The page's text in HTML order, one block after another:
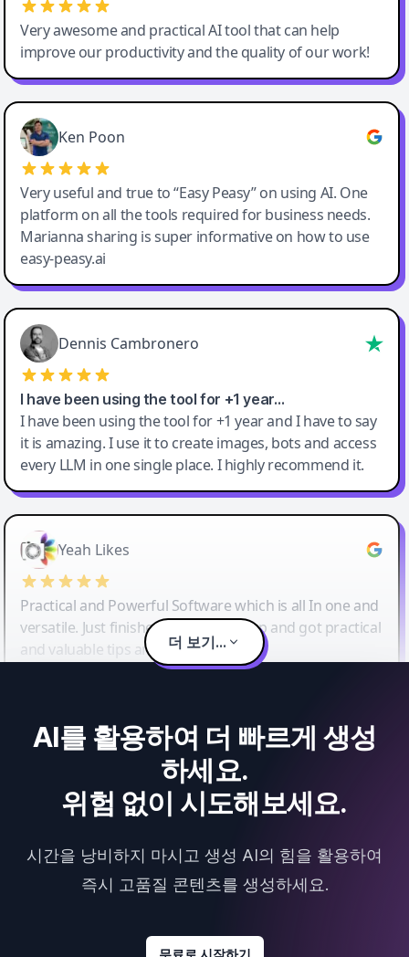
Very awesome and practical AI tool that can help
improve our productivity and the quality of our work!
Ken Poon
Very useful and true to “Easy Peasy” on using AI. One
platform on all the tools required for business needs.
Marianna sharing is super informative on how to use
easy-peasy.ai
Dennis Cambronero
I have been using the tool for +1 year…
I have been using the tool for +1 year and I have to say
it is amazing. I use it to create images, bots and access
every LLM in one single place. I highly recommend it.
Yeah Likes
Practical and Powerful Software which is all In one and
versatile. Just finished their workshop and got practical
and valuable tips and tricks.
더 보기...
AI를 활용하여 더 빠르게 생성
하세요.
위험 없이 시도해보세요.
시간을 낭비하지 마시고 생성 AI의 힘을 활용하여
즉시 고품질 콘텐츠를 생성하세요.